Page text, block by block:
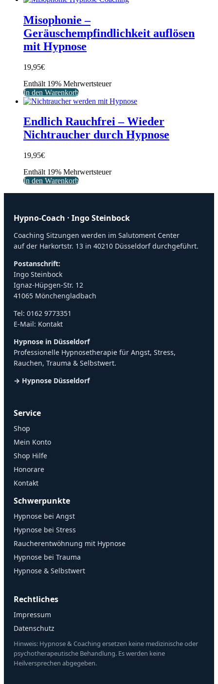
Misophonie –
Geräuschempfindlichkeit auflösen
mit Hypnose
19,95€
Enthält 19% Mehrwertsteuer
In den Warenkorb
Endlich Rauchfrei – Wieder
Nichtraucher durch Hypnose
19,95€
Enthält 19% Mehrwertsteuer
In den Warenkorb
Hypno-Coach · Ingo Steinbock
Coaching Sitzungen werden im Salutoment Center
auf der Harkortstr. 13 in 40210 Düsseldorf durchgeführt.
Postanschrift:
Ingo Steinbock
Ignaz-Hüpgen-Str. 12
41065 Mönchengladbach
Tel: 0162 9773351
E-Mail: Kontakt
Hypnose in Düsseldorf
Professionelle Hypnosetherapie für Angst, Stress,
Rauchen, Trauma & Selbstwert.
→ Hypnose Düsseldorf
Service
Shop
Mein Konto
Shop Hilfe
Honorare
Kontakt
Schwerpunkte
Hypnose bei Angst
Hypnose bei Stress
Raucherentwöhnung mit Hypnose
Hypnose bei Trauma
Hypnose & Selbstwert
Rechtliches
Impressum
Datenschutz
Hinweis: Hypnose & Coaching ersetzen keine medizinische oder
psychotherapeutische Behandlung. Es werden keine
Heilversprechen abgegeben.